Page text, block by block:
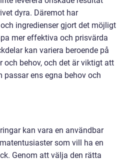
dyra. Däremot har
ingredienser gjort det möjligt
mer effektiva och prisvärda
kan variera beroende på
och behov, och det är viktigt att
passar ens egna behov och
kan vara en användbar
som vill ha en
Genom att välja den rätta